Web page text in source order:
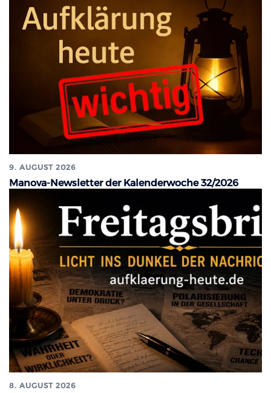
9. AUGUST 2026
Manova-Newsletter der Kalenderwoche 32/2026
8. AUGUST 2026